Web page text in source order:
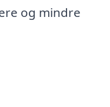
og mindre